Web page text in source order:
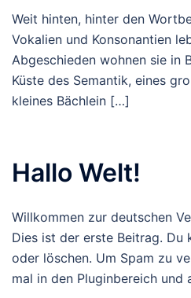
Weit hinten, hinter den
Vokalien und Konsonantien
Abgeschieden wohnen sie in
Küste des Semantik, eines
kleines Bächlein […]
Hallo Welt!
Willkommen zur deutschen
Dies ist der erste Beitrag. Du
oder löschen. Um Spam zu
mal in den Pluginbereich